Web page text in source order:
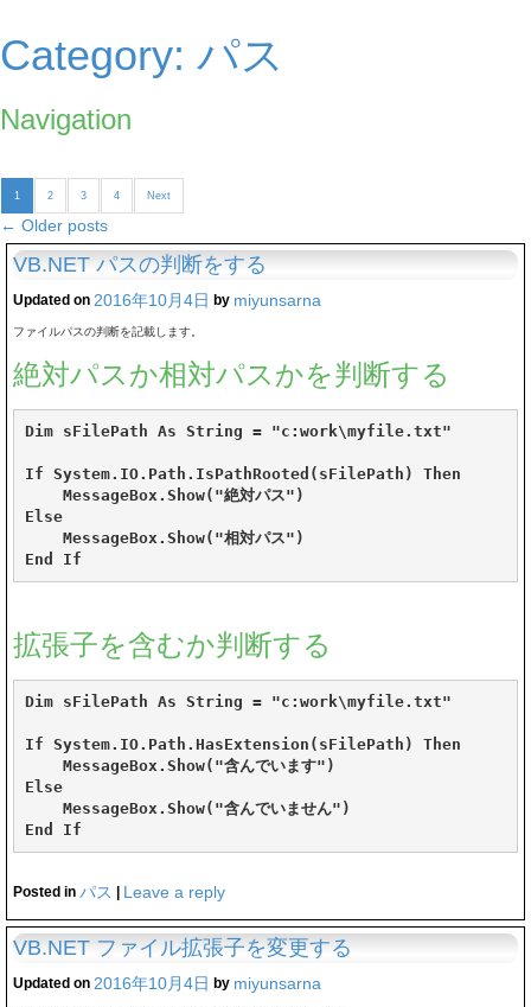
Category: パス
Navigation
1 2 3 4 Next
← Older posts
VB.NET パスの判断をする
Updated on 2016年10月4日 by miyunsarna
ファイルパスの判断を記載します。
絶対パスか相対パスかを判断する
Dim sFilePath As String = "c:work\myfile.txt"
If System.IO.Path.IsPathRooted(sFilePath) Then
    MessageBox.Show("絶対パス")
Else
    MessageBox.Show("相対パス")
End If
拡張子を含むか判断する
Dim sFilePath As String = "c:work\myfile.txt"
If System.IO.Path.HasExtension(sFilePath) Then
    MessageBox.Show("含んでいます")
Else
    MessageBox.Show("含んでいません")
End If
Posted in パス | Leave a reply
VB.NET ファイル拡張子を変更する
Updated on 2016年10月4日 by miyunsarna